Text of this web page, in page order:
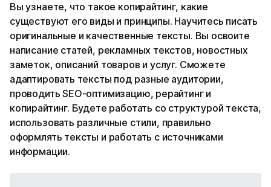
Вы узнаете, что такое копирайтинг, какие
существуют его виды и принципы. Научитесь писать
оригинальные и качественные тексты. Вы освоите
написание статей, рекламных текстов, новостных
заметок, описаний товаров и услуг. Сможете
адаптировать тексты под разные аудитории,
проводить SEO-оптимизацию, рерайтинг и
копирайтинг. Будете работать со структурой текста,
использовать различные стили, правильно
оформлять тексты и работать с источниками
информации.